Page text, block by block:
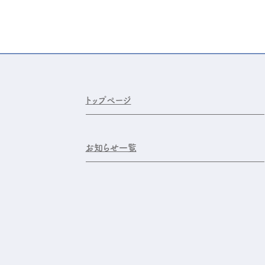
トップページ
お知らせ一覧